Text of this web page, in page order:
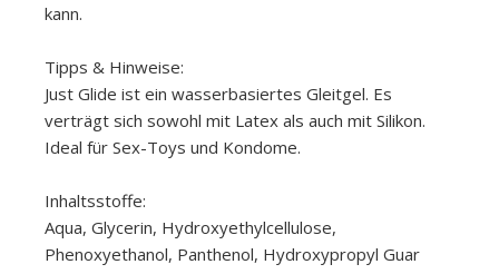
kann.
Tipps & Hinweise:
Just Glide ist ein wasserbasiertes Gleitgel. Es
verträgt sich sowohl mit Latex als auch mit Silikon.
Ideal für Sex-Toys und Kondome.
Inhaltsstoffe:
Aqua, Glycerin, Hydroxyethylcellulose,
Phenoxyethanol, Panthenol, Hydroxypropyl Guar